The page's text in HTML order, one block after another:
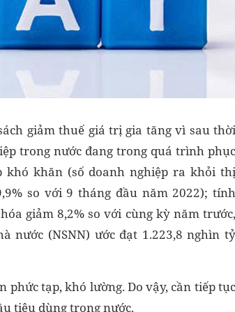
giảm thuế giá trị gia tăng vì sau thời
trong nước đang trong quá trình phục
khăn (số doanh nghiệp ra khỏi thị
so với 9 tháng đầu năm 2022); tính
giảm 8,2% so với cùng kỳ năm trước,
nước (NSNN) ước đạt 1.223,8 nghìn tỷ
tạp, khó lường. Do vậy, cần tiếp tục
tiêu dùng trong nước.